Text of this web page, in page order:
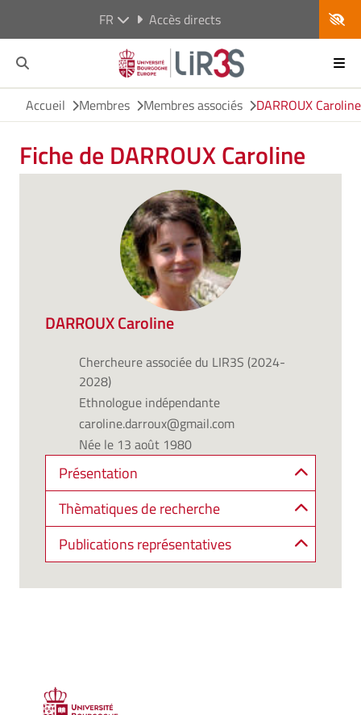
FR Accès directs
Accueil Membres Membres associés DARROUX Caroline
Fiche de DARROUX Caroline
DARROUX Caroline
Chercheure associée du LIR3S (2024-
2028)
Ethnologue indépendante
caroline.darroux@gmail.com
Née le 13 août 1980
Présentation
Thèmatiques de recherche
Publications représentatives